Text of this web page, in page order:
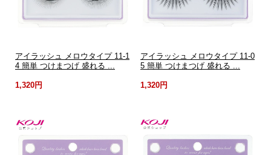
アイラッシュ メロウタイプ 11-1
4 簡単 つけまつげ 盛れる ...
アイラッシュ メロウタイプ 11-0
5 簡単 つけまつげ 盛れる ...
1,320円 1,320円